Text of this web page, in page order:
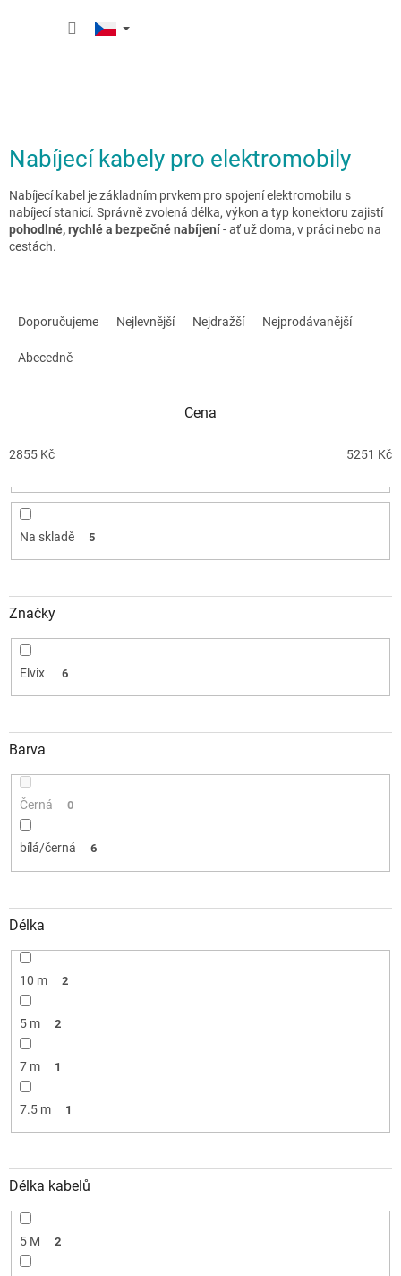
Nabíjecí kabely pro elektromobily
Nabíjecí kabel je základním prvkem pro spojení elektromobilu s
nabíjecí stanicí. Správně zvolená délka, výkon a typ konektoru zajistí
pohodlné, rychlé a bezpečné nabíjení- ať už doma, v práci nebo na
cestách.
o
u
ů
Doporučujeme Nejlevnější Nejdražší Nejprodávanější
Abecedně
Cena
2855 Kč 5251 Kč
Na skladě 5
Značky
Elvix 6
Barva
Černá 0
bílá/černá 6
Délka
10 m 2
5 m 2
7 m 1
7.5 m 1
Délka kabelů
5 M 2